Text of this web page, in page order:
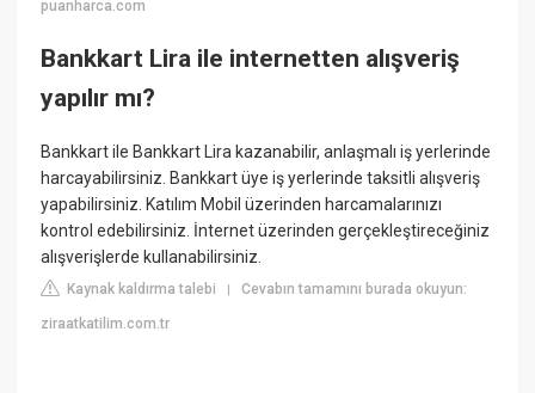
puanharca.com
Bankkart Lira ile internetten alışveriş
yapılır mı?
Bankkart ile Bankkart Lira kazanabilir, anlaşmalı iş yerlerinde
harcayabilirsiniz. Bankkart üye iş yerlerinde taksitli alışveriş
yapabilirsiniz. Katılım Mobil üzerinden harcamalarınızı
kontrol edebilirsiniz. İnternet üzerinden gerçekleştireceğiniz
alışverişlerde kullanabilirsiniz.
Kaynak kaldırma talebi |Cevabın tamamını burada okuyun:
ziraatkatilim.com.tr